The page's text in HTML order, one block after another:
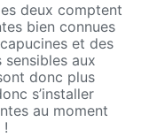
deux comptent
bien connues
et des
aux
donc plus
s’installer
au moment
!